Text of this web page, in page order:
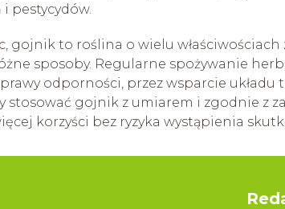
i pestycydów.
gojnik to roślina o wielu
sposoby. Regularne spożywanie
odporności, przez wsparcie
stosować gojnik z umiarem i zgodnie z
korzyści bez ryzyka wystąpienia